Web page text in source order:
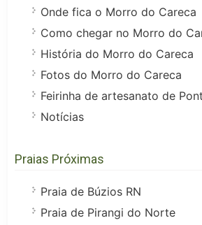
Onde fica o Morro do Careca
Como chegar no Morro do
História do Morro do Careca
Fotos do Morro do Careca
Feirinha de artesanato de
Notícias
Praias Próximas
Praia de Búzios RN
Praia de Pirangi do Norte